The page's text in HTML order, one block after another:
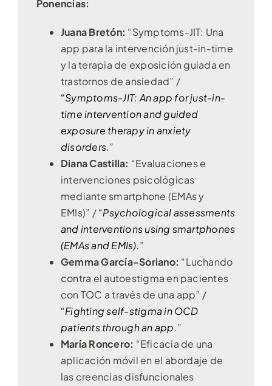
Ponencias:
Juana Bretón: “Symptoms-JIT: Una
app para la intervención just-in-time
y la terapia de exposición guiada en
trastornos de ansiedad” /
“Symptoms-JIT: An app for just-in-
time intervention and guided
exposure therapy in anxiety
disorders.”
Diana Castilla: “Evaluaciones e
intervenciones psicológicas
mediante smartphone (EMAs y
EMIs)” /“Psychological assessments
and interventions using smartphones
(EMAs and EMIs).”
Gemma García-Soriano: “Luchando
contra el autoestigma en pacientes
con TOC a través de una app” /
“Fighting self-stigma in OCD
patients through an app.”
María Roncero: “Eficacia de una
aplicación móvil en el abordaje de
las creencias disfuncionales